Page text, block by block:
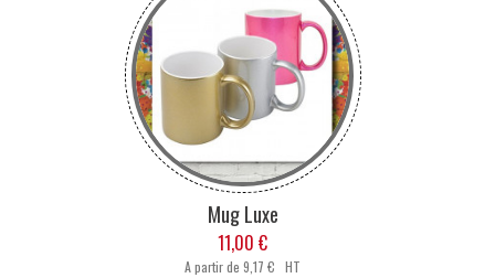
Mug Luxe
11,00 €
A partir de9,17 € HT